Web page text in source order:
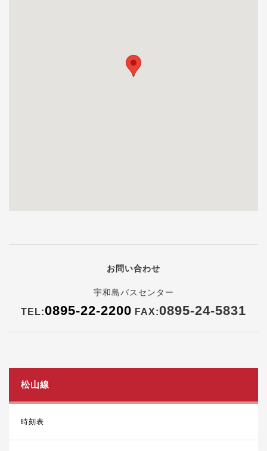
お問い合わせ
宇和島バスセンター
TEL:0895-22-2200 FAX:0895-24-5831
松山線
時刻表